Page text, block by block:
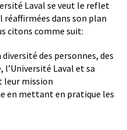
Laval se veut le reflet
réaffirmées dans son plan
citons comme suit:
des personnes, des
l’Université Laval et sa
leur mission
en mettant en pratique les